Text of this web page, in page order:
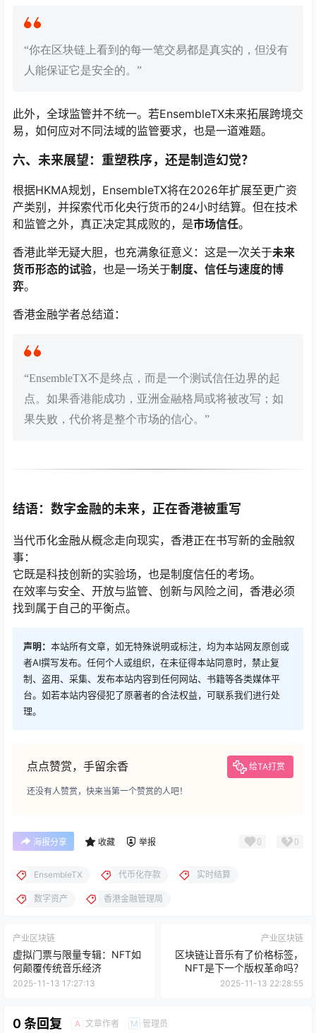
“你在区块链上看到的每一笔交易都是真实的，但没有
人能保证它是安全的。”
此外，全球监管并不统一。若EnsembleTX未来拓展跨境交
易，如何应对不同法域的监管要求，也是一道难题。
六、未来展望：重塑秩序，还是制造幻觉？
根据HKMA规划，EnsembleTX将在2026年扩展至更广资
产类别，并探索代币化央行货币的24小时结算。但在技术
和监管之外，真正决定其成败的，是市场信任。
香港此举无疑大胆，也充满象征意义：这是一次关于未来
货币形态的试验，也是一场关于制度、信任与速度的博
弈。
香港金融学者总结道：
“EnsembleTX不是终点，而是一个测试信任边界的起
点。如果香港能成功，亚洲金融格局或将被改写；如
果失败，代价将是整个市场的信心。”
结语：数字金融的未来，正在香港被重写
当代币化金融从概念走向现实，香港正在书写新的金融叙
事：
它既是科技创新的实验场，也是制度信任的考场。
在效率与安全、开放与监管、创新与风险之间，香港必须
找到属于自己的平衡点。
声明： 本站所有文章，如无特殊说明或标注，均为本站网友原创或
者AI撰写发布。任何个人或组织，在未征得本站同意时，禁止复
制、盗用、采集、发布本站内容到任何网站、书籍等各类媒体平
台。如若本站内容侵犯了原著者的合法权益，可联系我们进行处
理。
点点赞赏，手留余香 给TA打赏
还没有人赞赏，快来当第一个赞赏的人吧！
海报分享 收藏 举报 0 0
EnsembleTX 代币化存款 实时结算
数字资产 香港金融管理局
产业区块链
虚拟门票与限量专辑：NFT如
何颠覆传统音乐经济
2025-11-13 17:27:13
产业区块链
区块链让音乐有了价格标签，
NFT是下一个版权革命吗？
2025-11-13 22:28:55
0 条回复 A 文章作者 M 管理员